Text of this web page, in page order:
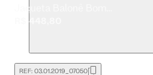
R$ 448,80
REF: 03.01.2019_07050